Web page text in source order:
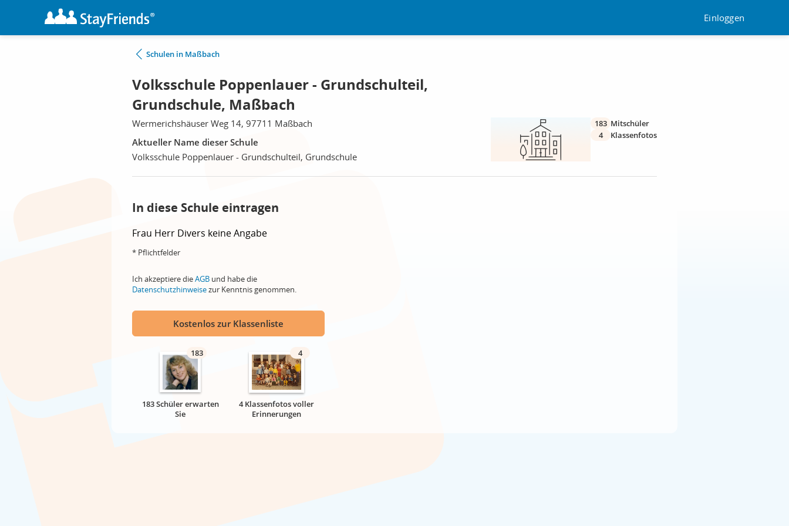
Einloggen
Schulen in Maßbach
Volksschule Poppenlauer - Grundschulteil,
Grundschule, Maßbach
Wermerichshäuser Weg 14, 97711 Maßbach
Aktueller Name dieser Schule
Volksschule Poppenlauer - Grundschulteil, Grundschule
183 Mitschüler
4
Klassenfotos
In diese Schule eintragen
Frau Herr Divers keine Angabe
* Pflichtfelder
Ich akzeptiere dieAGB und habe die
Datenschutzhinweisezur Kenntnis genommen.
Kostenlos zur Klassenliste
183
183 Schüler erwarten
Sie
4
4 Klassenfotos voller
Erinnerungen